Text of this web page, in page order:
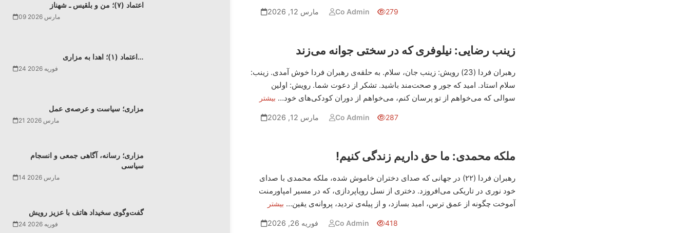
مارس 12, 2026 Co Admin 279
زینب رضایی: نیلوفری که در سختی جوانه می‌زند
رهبران فردا (23) رویش: زینب جان، سلام. به حلقه‌ی رهبران فردا خوش آمدی. زینب:
سلام استاد. امید که جور و صحت‌مند باشید. تشکر از دعوت شما. رویش: اولین
سوالی که می‌خواهم از تو پرسان کنم، می‌خواهم از دوران کودکی‌های خود… بیشتر
مارس 12, 2026 Co Admin 287
ملکه محمدی: ما حق داریم زندگی کنیم!
رهبران فردا (۲۲) در جهانی که صدای دختران خاموش شده، ملکه محمدی با صدای
خود نوری در تاریکی می‌افروزد. دختری از نسل رویاپردازی، که در مسیر امپاورمنت
آموخت چگونه از عمق ترس، امید بسازد، و از پیله‌ی تردید، پروانه‌ی یقین… بیشتر
فوریه 26, 2026 Co Admin 418
اعتماد (۷)؛ من و بلقیس ـ شهناز
09 مارس 2026
اعتماد (۱)؛ اهدا به مزاری…
24 فوریه 2026
مزاری؛ سیاست و عرصه‌ی عمل
21 مارس 2026
مزاری؛ رسانه، آگاهی جمعی و انسجام
سیاسی
14 مارس 2026
گفت‌وگوی سخیداد هاتف با عزیز رویش
24 فوریه 2026